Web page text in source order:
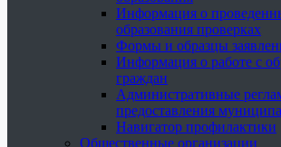
Информация о
образования проверках
Формы и образцы
Информация о работе с
граждан
Административные
предоставления
Навигатор профилактики
Общественные организации